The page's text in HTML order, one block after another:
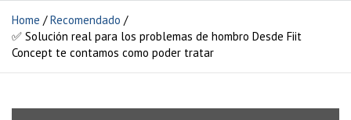
Home
Recomendado
✅ Solución real para los problemas de hombro Desde Fiit
Concept te contamos como poder tratar